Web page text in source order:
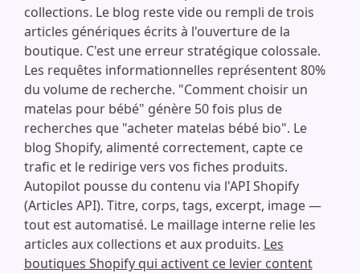
collections. Le blog reste vide ou rempli de trois
articles génériques écrits à l'ouverture de la
boutique. C'est une erreur stratégique colossale.
Les requêtes informationnelles représentent 80%
du volume de recherche. "Comment choisir un
matelas pour bébé" génère 50 fois plus de
recherches que "acheter matelas bébé bio". Le
blog Shopify, alimenté correctement, capte ce
trafic et le redirige vers vos fiches produits.
Autopilot pousse du contenu via l'API Shopify
(Articles API). Titre, corps, tags, excerpt, image —
tout est automatisé. Le maillage interne relie les
articles aux collections et aux produits. Les
boutiques Shopify qui activent ce levier content